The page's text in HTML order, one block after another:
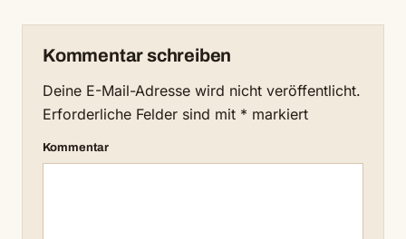
Kommentar schreiben
Deine E-Mail-Adresse wird nicht veröffentlicht.
Erforderliche Felder sind mit * markiert
Kommentar